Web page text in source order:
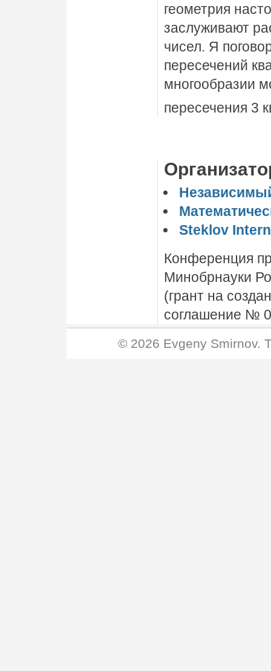
геометрия
заслуживают
чисел. Я
пересечений
многообразии
пересечения 3
Steklov
Конференция
Минобрнауки
(грант на
соглашение №
© 2026 Evgeny Smirnov.